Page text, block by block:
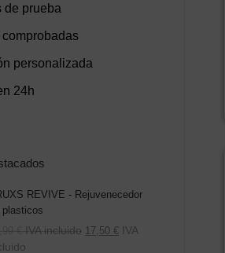
de prueba
comprobadas
personalizada
24h
REVIVE - Rejuvenecedor
plasticos
€ IVA incluido 17,50 € IVA